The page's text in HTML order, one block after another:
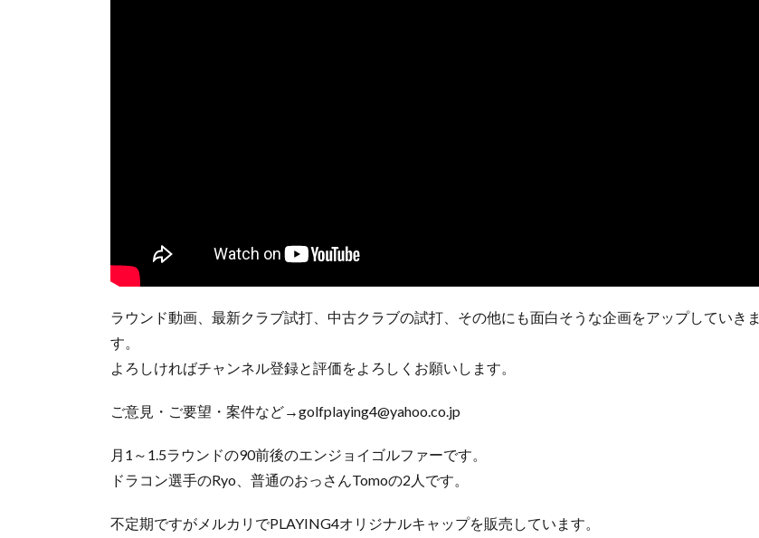
ラウンド動画、最新クラブ試打、中古クラブの試打、その他にも面白そうな企画をアップしていきま
す。
よろしければチャンネル登録と評価をよろしくお願いします。
ご意見・ご要望・案件など→golfplaying4@yahoo.co.jp
月1～1.5ラウンドの90前後のエンジョイゴルファーです。
ドラコン選手のRyo、普通のおっさんTomoの2人です。
不定期ですがメルカリでPLAYING4オリジナルキャップを販売しています。